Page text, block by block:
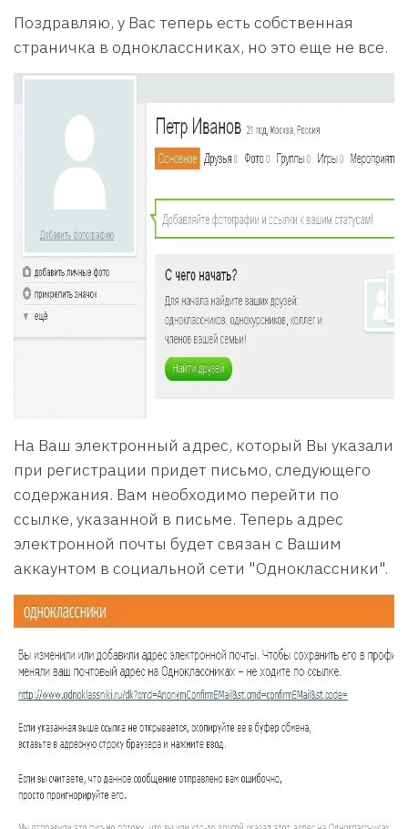
Поздравляю, у Вас теперь есть собственная
страничка в одноклассниках, но это еще не все.
На Ваш электронный адрес, который Вы указали
при регистрации придет письмо, следующего
содержания. Вам необходимо перейти по
ссылке, указанной в письме. Теперь адрес
электронной почты будет связан с Вашим
аккаунтом в социальной сети "Одноклассники".